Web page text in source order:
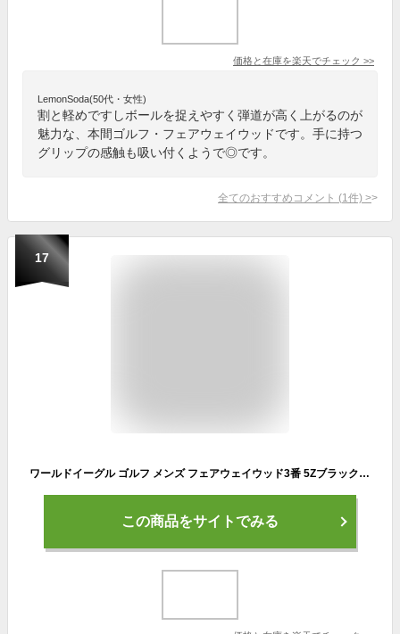
価格と在庫を楽天でチェック >>
LemonSoda(50代・女性)
割と軽めですしボールを捉えやすく弾道が高く上がるのが
魅力な、本間ゴルフ・フェアウェイウッドです。手に持つ
グリップの感触も吸い付くようで◎です。
全てのおすすめコメント (1 件) >
17
ワールドイーグル ゴルフ メンズ フェアウェイウッド3番 5Zブラック ボールが上がりやすい設計 振り抜き安いヘッド形状 初心者の方にもおすすめ 井戸木プロ推薦 専用ヘッドカバー付き 右用 フレックスRとS【ssfwwd】【add－option】
この商品をサイトでみる